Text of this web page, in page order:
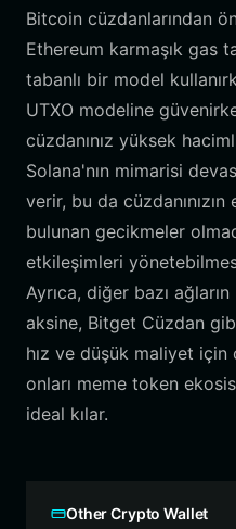
Bitcoin cüzdanlarından
Ethereum karmaşık gas
tabanlı bir model
UTXO modeline
cüzdanınız yüksek
Solana'nın mimarisi
verir, bu da
bulunan gecikmeler
etkileşimleri
Ayrıca, diğer bazı
aksine, Bitget Cüzdan
hız ve düşük maliyet
onları meme token
ideal kılar.
Other Crypto Wallet